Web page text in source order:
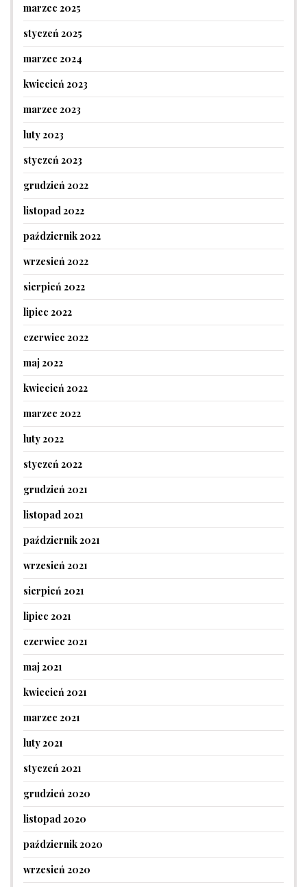
marzec 2025
styczeń 2025
marzec 2024
kwiecień 2023
marzec 2023
luty 2023
styczeń 2023
grudzień 2022
listopad 2022
październik 2022
wrzesień 2022
sierpień 2022
lipiec 2022
czerwiec 2022
maj 2022
kwiecień 2022
marzec 2022
luty 2022
styczeń 2022
grudzień 2021
listopad 2021
październik 2021
wrzesień 2021
sierpień 2021
lipiec 2021
czerwiec 2021
maj 2021
kwiecień 2021
marzec 2021
luty 2021
styczeń 2021
grudzień 2020
listopad 2020
październik 2020
wrzesień 2020